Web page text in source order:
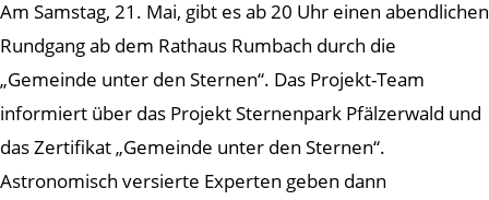
Am Samstag, 21. Mai, gibt es ab 20 Uhr einen abendlichen
Rundgang ab dem Rathaus Rumbach durch die
„Gemeinde unter den Sternen“. Das Projekt-Team
informiert über das Projekt Sternenpark Pfälzerwald und
das Zertifikat „Gemeinde unter den Sternen“.
Astronomisch versierte Experten geben dann